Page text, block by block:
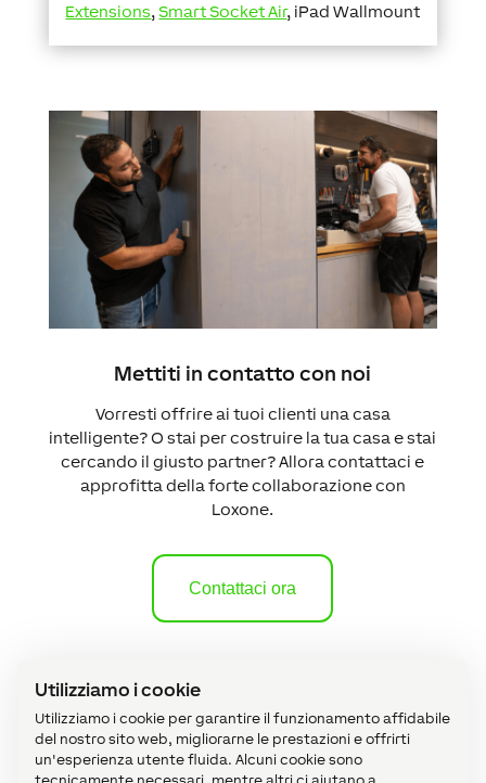
Utilizziamo i cookie
Utilizziamo i cookie per garantire il funzionamento affidabile
del nostro sito web, migliorarne le prestazioni e offrirti
un'esperienza utente fluida. Alcuni cookie sono
Extensions,Smart Socket Air, iPad Wallmount
Mettiti in contatto con noi
Vorresti offrire ai tuoi clienti una casa
intelligente? O stai per costruire la tua casa e stai
cercando il giusto partner? Allora contattaci e
approfitta della forte collaborazione con
Loxone.
Contattaci ora
Uno sguardo all’interno
L’edificio di Sally e della sua famiglia è